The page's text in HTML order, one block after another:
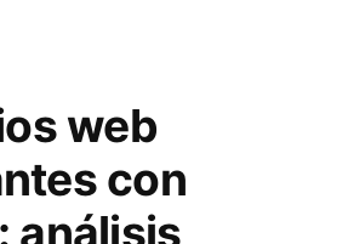
web
con
análisis